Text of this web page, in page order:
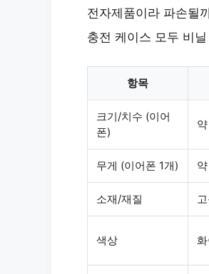
전자제품이라 파손될
충전 케이스 모두 비
항목
크기/치수 (이어
폰)
무게 (이어폰 1개)
소재/재질
색상